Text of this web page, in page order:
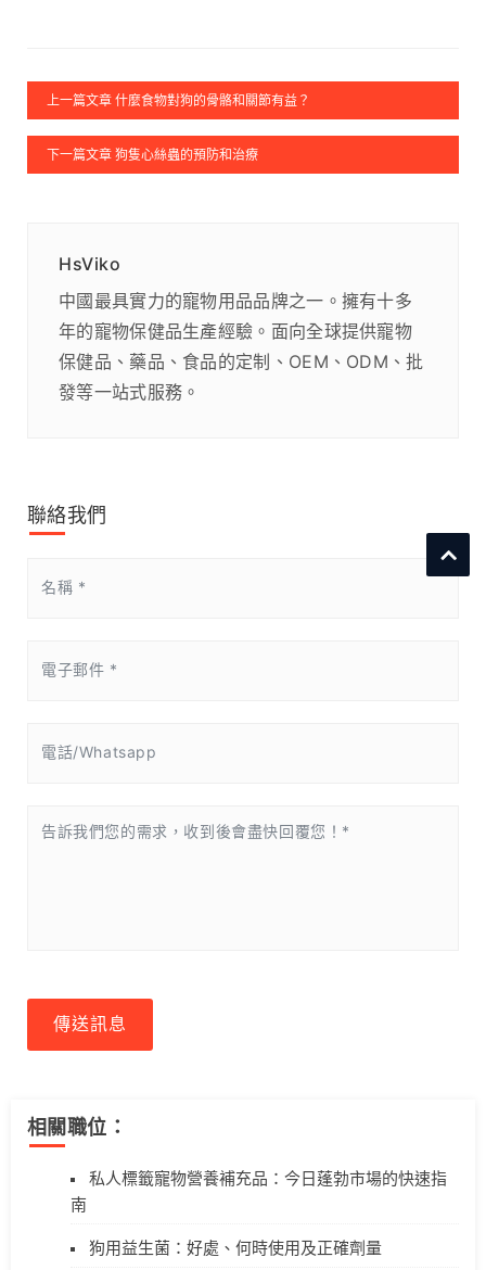
上一篇文章 什麼食物對狗的骨骼和關節有益？
下一篇文章 狗隻心絲蟲的預防和治療
HsViko
中國最具實力的寵物用品品牌之一。擁有十多
年的寵物保健品生產經驗。面向全球提供寵物
保健品、藥品、食品的定制、OEM、ODM、批
發等一站式服務。
聯絡我們
傳送訊息
相關職位：
私人標籤寵物營養補充品：今日蓬勃市場的快速指
南
狗用益生菌：好處、何時使用及正確劑量